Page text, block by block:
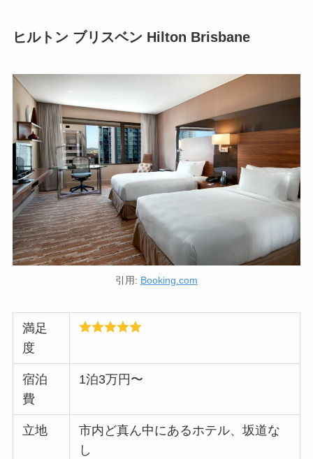
ヒルトン ブリスベン Hilton Brisbane
引用: Booking.com
満足
度
宿泊
費
1泊3万円〜
立地
市内ど真ん中にあるホテル、坂道な
し